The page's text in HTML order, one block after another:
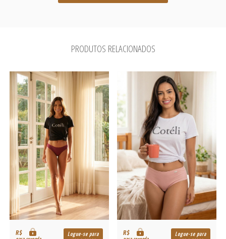
PRODUTOS RELACIONADOS
R$
Logue-se para
R$
Logue-se para